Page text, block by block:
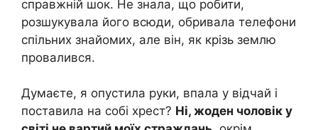
справжній шок. Не знала, що робити,
розшукувала його всюди, обривала телефони
спільних знайомих, але він, як крізь землю
провалився.
Думаєте, я опустила руки, впала у відчай і
поставила на собі хрест? Ні, жоден чоловік у